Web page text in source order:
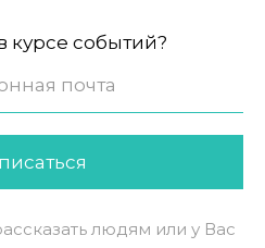
курсе событий?
людям или у Вас